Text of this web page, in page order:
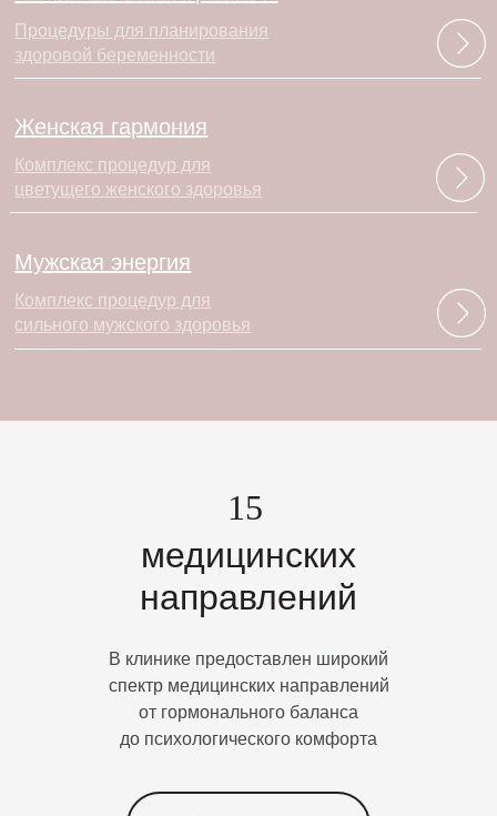
Комплекс процедур для
цветущего женского здоровья
Женская гармония
Процедуры для планирования
здоровой беременности
Комплекс процедур для
сильного мужского здоровья
Мужская энергия
медицинских
направлений
В клинике предоставлен широкий
спектр медицинских направлений
от гормонального баланса
до психологического комфорта
15